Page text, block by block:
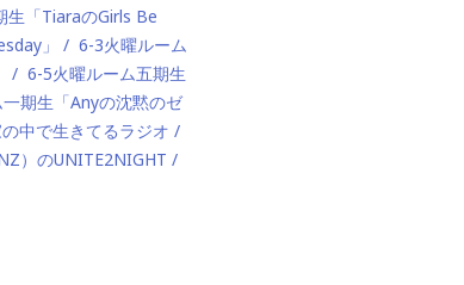
生「TiaraのGirls Be
」
6-3火曜ルーム
6-5火曜ルーム五期生
期生「Anyの沈黙のゼ
中で生きてるラジオ
）のUNITE2NIGHT